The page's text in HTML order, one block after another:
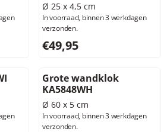
btw: 53,72
Ø 25 x 4,5 cm
In voorraad, binnen 3 werkdagen
verzonden.
Prijs: 49,95, exclusief btw:
€49,95
Grote wandklok
KA5848WH
Ø 60 x 5 cm
In voorraad, binnen 3 werkdagen
verzonden.